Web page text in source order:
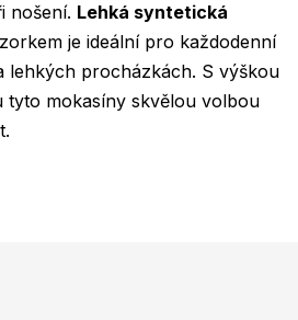
nošení. Lehká syntetická
je ideální pro každodenní
lehkých procházkách. S výškou
tyto mokasíny skvělou volbou